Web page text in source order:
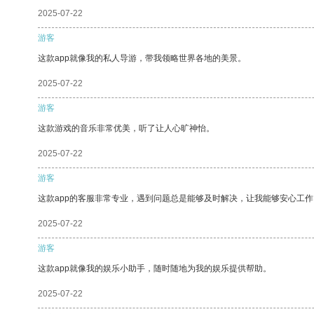
2025-07-22
游客
这款app就像我的私人导游，带我领略世界各地的美景。
2025-07-22
游客
这款游戏的音乐非常优美，听了让人心旷神怡。
2025-07-22
游客
这款app的客服非常专业，遇到问题总是能够及时解决，让我能够安心工
2025-07-22
游客
这款app就像我的娱乐小助手，随时随地为我的娱乐提供帮助。
2025-07-22